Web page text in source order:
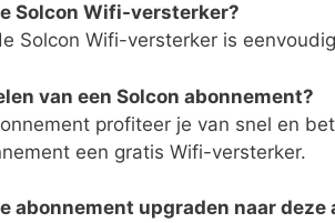
Solcon Wifi-versterker?
Solcon Wifi-versterker is
van een Solcon abonnement?
profiteer je van snel en
een gratis Wifi-versterker.
abonnement upgraden naar deze